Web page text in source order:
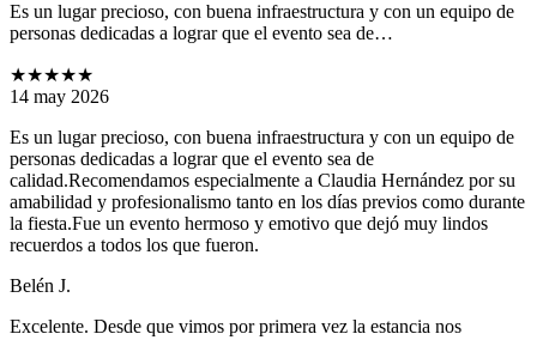
Es un lugar precioso, con buena infraestructura y con un equipo de
personas dedicadas a lograr que el evento sea de…
★★★★★
14 may 2026
Es un lugar precioso, con buena infraestructura y con un equipo de
personas dedicadas a lograr que el evento sea de
calidad.Recomendamos especialmente a Claudia Hernández por su
amabilidad y profesionalismo tanto en los días previos como durante
la fiesta.Fue un evento hermoso y emotivo que dejó muy lindos
recuerdos a todos los que fueron.
Belén J.
Excelente. Desde que vimos por primera vez la estancia nos